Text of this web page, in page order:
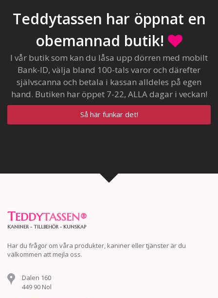
Teddytassen har öppnat en
obemannad butik!
I vår butik som kan du låsa upp dörren med mobilt
Bank-ID, välja bland 100-tals varor och därefter
självscanna och betala i kassan alldeles på egen
hand. Butiken har öppet 7-22, ALLA dagar i veckan!
Så här funkar det!
TEDDYTASSEN®
KANINER - TILLBEHÖR - KUNSKAP
Har du frågor om våra produkter, kaniner eller tjänster är du
välkommen att mejla oss.
Dalen 160
449 90 Nol